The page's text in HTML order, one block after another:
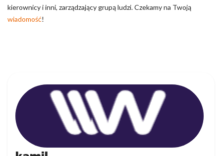
kierownicy i inni, zarządzający grupą ludzi. Czekamy na Twoją
wiadomość!